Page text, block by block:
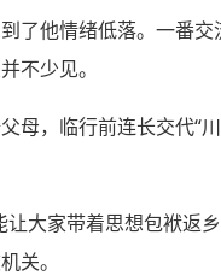
了他情绪低落。一番
不少见。
母，临行前连长交代“
大家带着思想包袱返
关。